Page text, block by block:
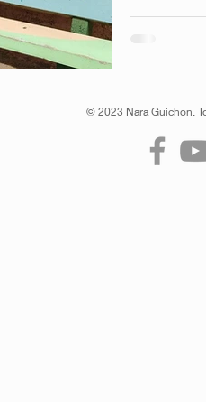
© 2023 Nara Guichon.